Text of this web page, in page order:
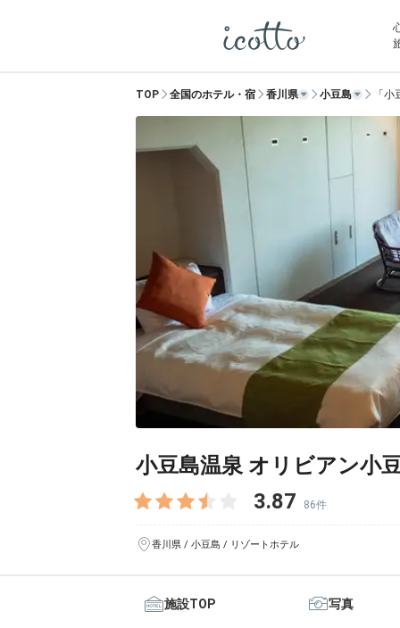
TOP 全国のホテル・宿 香川県 小豆島 「
小豆島温泉 オリビアン小
3.87
86件
香川県 / 小豆島 / リゾートホテル
施設TOP 写真